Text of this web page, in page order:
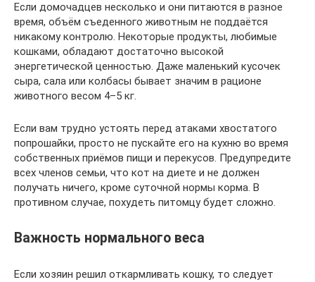
Если домочадцев несколько и они питаются в разное
время, объём съеденного животным не поддаётся
никакому контролю. Некоторые продукты, любимые
кошками, обладают достаточно высокой
энергетической ценностью. Даже маленький кусочек
сыра, сала или колбасы бывает значим в рационе
животного весом 4–5 кг.
Если вам трудно устоять перед атаками хвостатого
попрошайки, просто не пускайте его на кухню во время
собственных приёмов пищи и перекусов. Предупредите
всех членов семьи, что кот на диете и не должен
получать ничего, кроме суточной нормы корма. В
противном случае, похудеть питомцу будет сложно.
Важность нормального веса
Если хозяин решил откармливать кошку, то следует